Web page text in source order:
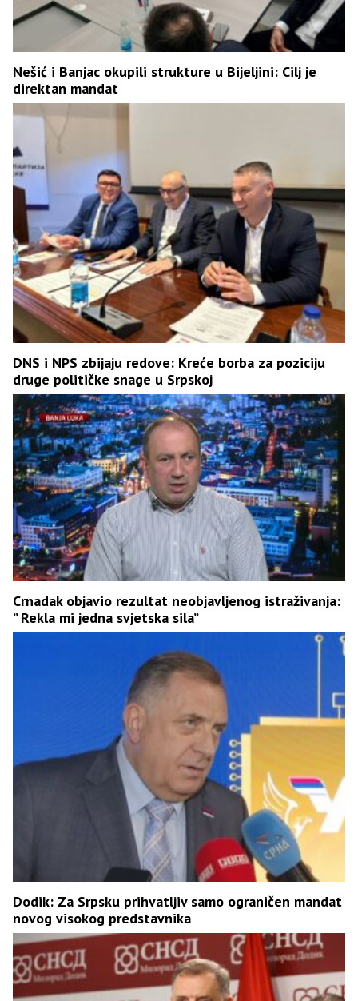
Nešić i Banjac okupili strukture u Bijeljini: Cilj je
direktan mandat
DNS i NPS zbijaju redove: Kreće borba za poziciju
druge političke snage u Srpskoj
Crnadak objavio rezultat neobjavljenog istraživanja:
” Rekla mi jedna svjetska sila”
Dodik: Za Srpsku prihvatljiv samo ograničen mandat
novog visokog predstavnika